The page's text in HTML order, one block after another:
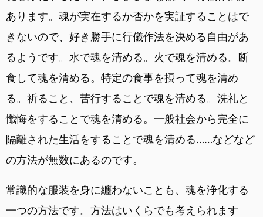
あります。魂が実在するか否かを実証することはで
きないので、好き勝手に行儀作法を決める自由があ
るようです。水で魂を清める。火で魂を清める。断
食して魂を清める。特定の食事を摂って魂を清め
る。祈ること、苦行することで魂を清める。洗礼と
懺悔をすることで魂を清める。一般社会から完全に
隔離された生活をすることで魂を清める……などなど
の方法が無数にあるのです。
常識的な服装を身に纏わないことも、魂を浄化する
一つの方法です。方法はいくらでも考えられます